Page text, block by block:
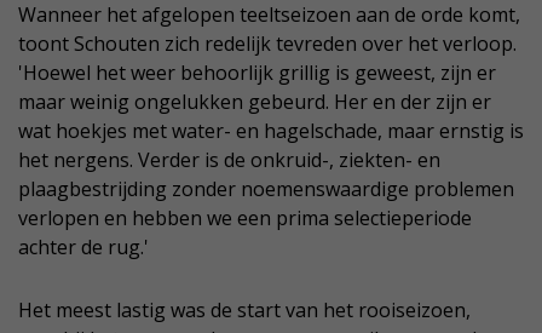
Wanneer het afgelopen teeltseizoen aan de orde komt,
toont Schouten zich redelijk tevreden over het verloop.
'Hoewel het weer behoorlijk grillig is geweest, zijn er
maar weinig ongelukken gebeurd. Her en der zijn er
wat hoekjes met water- en hagelschade, maar ernstig is
het nergens. Verder is de onkruid-, ziekten- en
plaagbestrijding zonder noemenswaardige problemen
verlopen en hebben we een prima selectieperiode
achter de rug.'
Het meest lastig was de start van het rooiseizoen,